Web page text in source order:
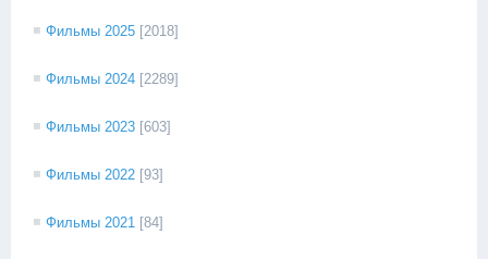
Фильмы 2025 [2018]
Фильмы 2024 [2289]
Фильмы 2023 [603]
Фильмы 2022 [93]
Фильмы 2021 [84]